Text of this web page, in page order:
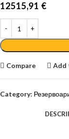
12515,91 €
Compare Add
Category: